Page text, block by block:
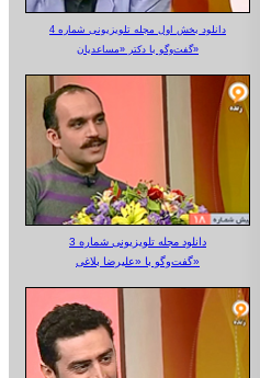
دانلود بخش اول مجله تلویزیونی شماره 4
گفت‌وگو با دکتر «مساعدیان»
دانلود مجله تلویزیونی شماره 3
گفت‌وگو با «علیرضا بلاغی»